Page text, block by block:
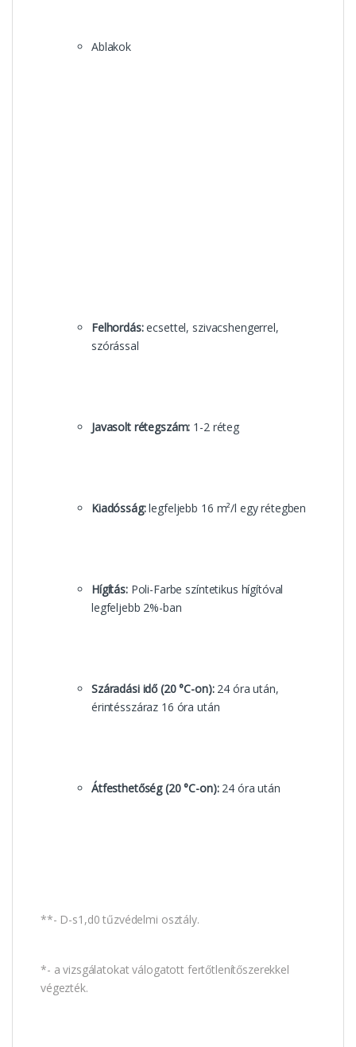
Ablakok
Felhordás:ecsettel, szivacshengerrel,
szórással
Javasolt rétegszám: 1-2 réteg
Kiadósság:legfeljebb 16 m²/l egy rétegben
Hígítás:Poli-Farbe színtetikus hígítóval
legfeljebb 2%-ban
Száradási idő (20 °C-on):24 óra után,
érintésszáraz 16 óra után
Átfesthetőség (20 °C-on):24 óra után
**- D-s1,d0 tűzvédelmi osztály.
*- a vizsgálatokat válogatott fertőtlenítőszerekkel
végezték.